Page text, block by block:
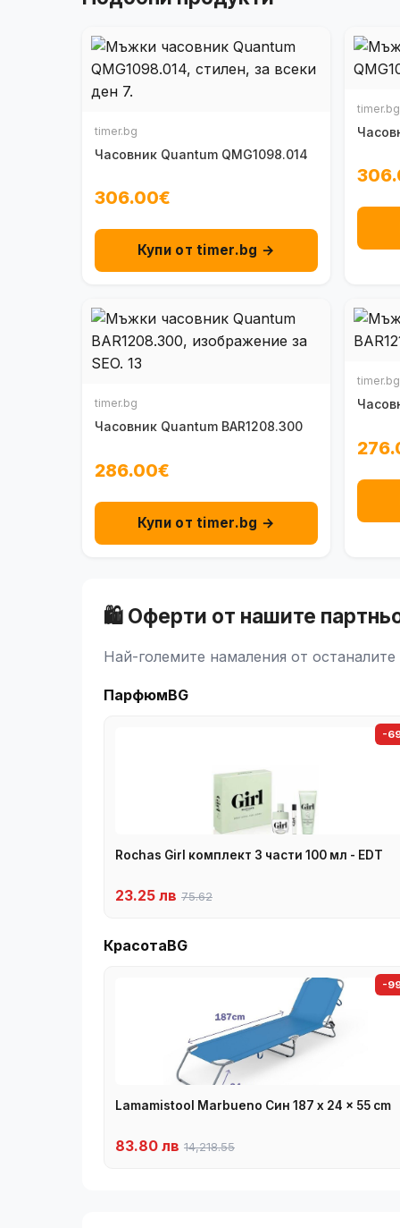
timer.bg
Часовник Quantum QMG1098.014
306.00€
Купи от timer.bg →
timer.bg
timer.bg
Часовник Quantum BAR1208.300
286.00€
Купи от timer.bg →
timer.bg
🛍️ Оферти от нашите
Най-големите намаления от останалите
ПарфюмBG
-
Rochas Girl комплект 3 части 100 мл - EDT
23.25 лв 75.62
КрасотаBG
-
Lamamistool Marbueno Син 187 x 24 x 55 cm
83.80 лв 14,218.55